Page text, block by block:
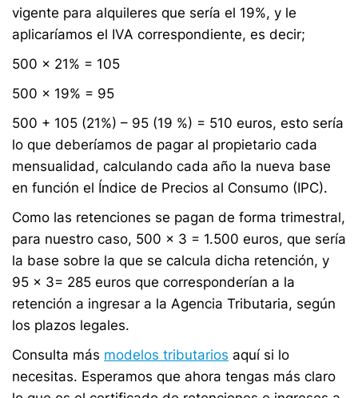
vigente para alquileres que sería el 19%, y le
aplicaríamos el IVA correspondiente, es decir;
500 x 21% = 105
500 x 19% = 95
500 + 105 (21%) – 95 (19 %) = 510 euros, esto sería
lo que deberíamos de pagar al propietario cada
mensualidad, calculando cada año la nueva base
en función el Índice de Precios al Consumo (IPC).
Como las retenciones se pagan de forma trimestral,
para nuestro caso, 500 x 3 = 1.500 euros, que sería
la base sobre la que se calcula dicha retención, y
95 x 3= 285 euros que corresponderían a la
retención a ingresar a la Agencia Tributaria, según
los plazos legales.
Consulta más modelos tributarios aquí si lo
necesitas. Esperamos que ahora tengas más claro